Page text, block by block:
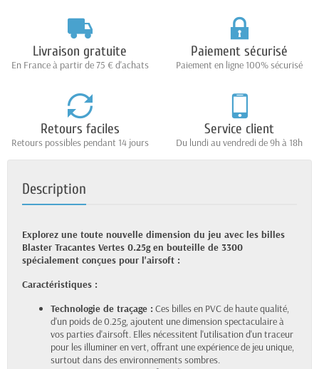
Livraison gratuite
En France à partir de 75 € d'achats
Paiement sécurisé
Paiement en ligne 100% sécurisé
Retours faciles
Retours possibles pendant 14 jours
Service client
Du lundi au vendredi de 9h à 18h
Description
Explorez une toute nouvelle dimension du jeu avec les billes
Blaster Tracantes Vertes 0.25g en bouteille de 3300
spécialement conçues pour l'airsoft :
Caractéristiques :
Technologie de traçage : Ces billes en PVC de haute qualité,
d'un poids de 0.25g, ajoutent une dimension spectaculaire à
vos parties d'airsoft. Elles nécessitent l'utilisation d'un traceur
pour les illuminer en vert, offrant une expérience de jeu unique,
surtout dans des environnements sombres.